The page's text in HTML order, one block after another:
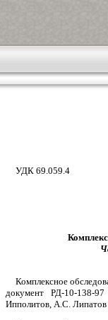
УДК 69.059.4
Комплексное
документ РД-10-138-
Ипполитов, А.С. Липатов